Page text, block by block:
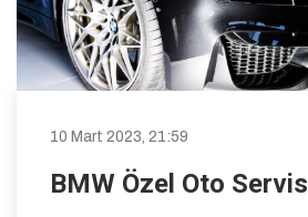
10 Mart 2023, 21:59
BMW Özel Oto Servis